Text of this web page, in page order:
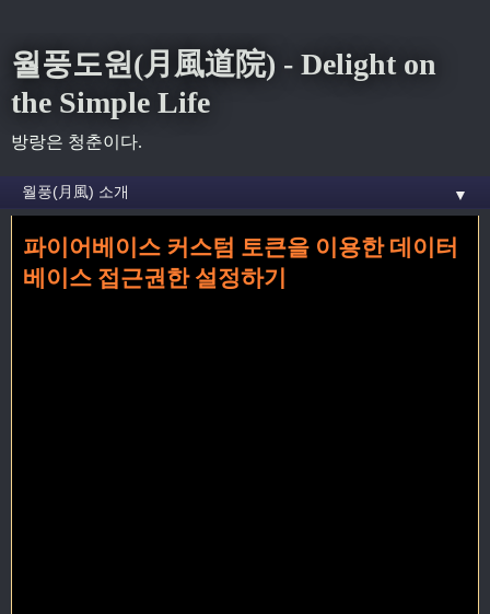
월풍도원(月風道院) - Delight on
the Simple Life
방랑은 청춘이다.
▼
홈» nodejs 꼬리가 달린 글
파이어베이스 커스텀 토큰을 이용한 데이터
베이스 접근권한 설정하기